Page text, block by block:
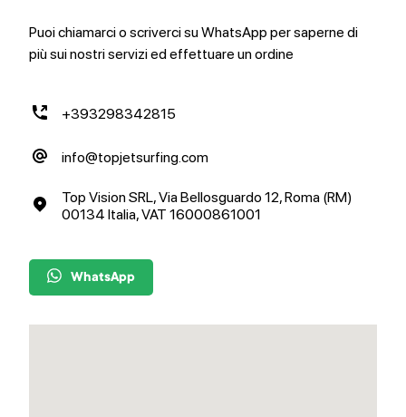
Puoi chiamarci o scriverci su WhatsApp per saperne di
più sui nostri servizi ed effettuare un ordine
+393298342815
info@topjetsurfing.com
Top Vision SRL, Via Bellosguardo 12, Roma (RM)
00134 Italia, VAT 16000861001
WhatsApp